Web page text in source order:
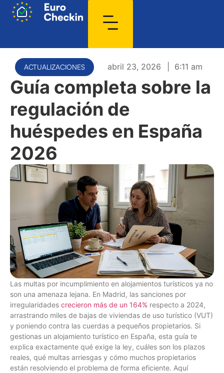
ACTUALIZACIONES abril 23, 2026 6:11 am
Guía completa sobre la
regulación de
huéspedes en España
2026
Las multas por incumplimiento en alojamientos turísticos ya no
son una amenaza lejana. En Madrid, las sanciones por
irregularidades crecieron más de un 164% respecto a 2024,
arrastrando miles de bajas de viviendas de uso turístico (VUT)
y poniendo contra las cuerdas a pequeños propietarios. Si
gestionas un alojamiento turístico en España, esta guía te
explica exactamente qué exige la ley, cuáles son los plazos
reales, qué multas arriesgas y cómo muchos propietarios
están resolviendo el problema de forma eficiente. Aquí